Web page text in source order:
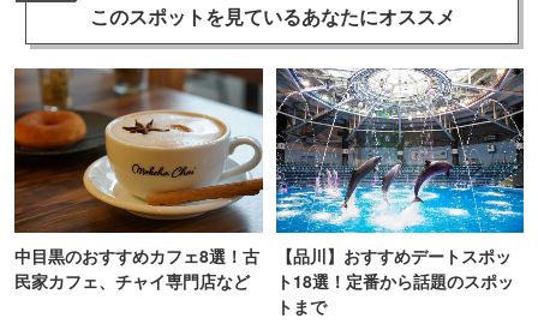
このスポットを見ているあなたにオススメ
中目黒のおすすめカフェ8選！古
民家カフェ、チャイ専門店など
【品川】おすすめデートスポッ
ト18選！定番から話題のスポッ
トまで